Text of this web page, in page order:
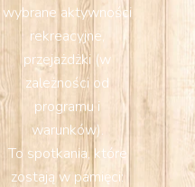
wybrane aktywności
rekreacyjne,
przejażdżki (w
zależności od
programu i
warunków).
To spotkania, które
zostają w pamięci: